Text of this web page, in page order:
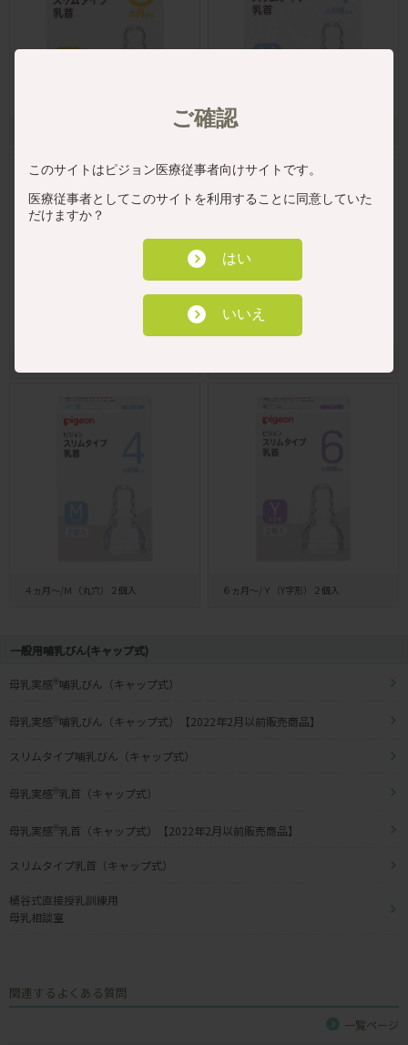
４ヵ月～/Ｍ（丸穴）１個入
４ヵ月～/Ｍ（丸穴）２個入 ６ヵ月～/Ｙ（Y字形）２個入
一般用哺乳びん(キャップ式)
母乳実感® 哺乳びん（キャップ式）
母乳実感® 哺乳びん（キャップ式）【2022年2月以前販売商品】
スリムタイプ哺乳びん（キャップ式）
母乳実感® 乳首（キャップ式）
母乳実感® 乳首（キャップ式）【2022年2月以前販売商品】
スリムタイプ乳首（キャップ式）
桶谷式直接授乳訓練用
母乳相談室
関連するよくある質問
一覧ページ
ご確認
このサイトはピジョン医療従事者向けサイトです。
医療従事者としてこのサイトを利用することに同意していた
だけますか？
はい
いいえ